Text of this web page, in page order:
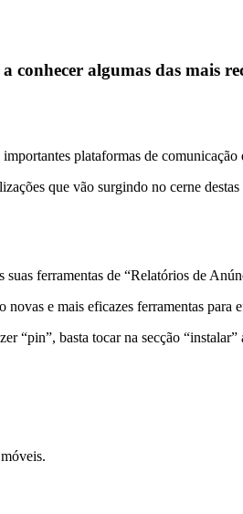
algumas das mais
plataformas de comunicação
que vão surgindo no cerne
ferramentas de “Relatórios de
e mais eficazes ferramentas para
“pin”, basta tocar na secção